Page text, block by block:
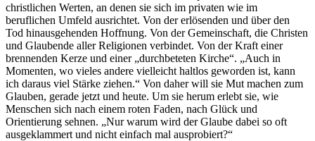
christlichen Werten, an denen sie sich im privaten wie im
beruflichen Umfeld ausrichtet. Von der erlösenden und über den
Tod hinausgehenden Hoffnung. Von der Gemeinschaft, die Christen
und Glaubende aller Religionen verbindet. Von der Kraft einer
brennenden Kerze und einer „durchbeteten Kirche“. „Auch in
Momenten, wo vieles andere vielleicht haltlos geworden ist, kann
ich daraus viel Stärke ziehen.“ Von daher will sie Mut machen zum
Glauben, gerade jetzt und heute. Um sie herum erlebt sie, wie
Menschen sich nach einem roten Faden, nach Glück und
Orientierung sehnen. „Nur warum wird der Glaube dabei so oft
ausgeklammert und nicht einfach mal ausprobiert?“